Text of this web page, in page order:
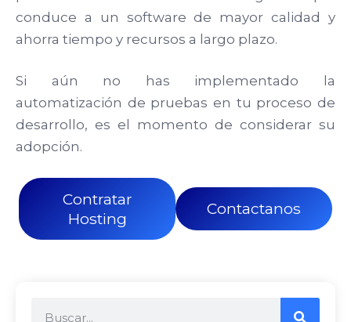
conduce a un software de mayor calidad y
ahorra tiempo y recursos a largo plazo.
Si aún no has implementado la
automatización de pruebas en tu proceso de
desarrollo, es el momento de considerar su
adopción.
Contratar
Hosting
Contactanos